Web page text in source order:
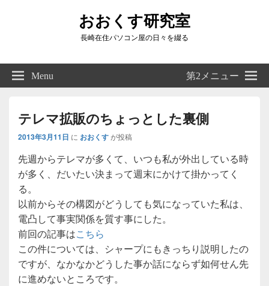
おおくす研究室
長崎在住パソコン屋の日々を綴る
Right
Sidebar
Widget
Menu 第2メニュー
テレマ拡販のちょっとした裏側
2013年3月11日 に おおくすが投稿
先週からテレマが多くて、いつも私が外出している時
が多く、だいたい決まって週末にかけて掛かってく
る。
以前からその構図がどうしても気になっていた私は、
電凸して事実関係を質す事にした。
前回の記事はこちら
この件については、シャープにもきっちり説明したの
ですが、なかなかどうした事か話にならず如何せん先
に進めないところです。